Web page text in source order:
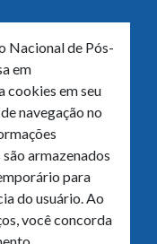
e Pesquisa em
Nacional de Pós-
em
cookies em seu
navegação no
armazenados
para
do usuário. Ao
você concorda